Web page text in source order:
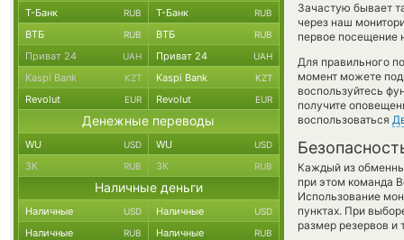
Зачастую бывает
через наш
первое посещение
Для правильного
момент можете
воспользуйтесь
получите
воспользоваться
Каждый из
при этом команда
Использование
пунктах. При
размер резервов и
Т-Банк RUB Т-Банк RUB
ВТБ RUB ВТБ RUB
Приват 24 UAH Приват 24 UAH
Kaspi Bank KZT Kaspi Bank KZT
Revolut EUR Revolut EUR
Денежные переводы
WU USD WU USD
ЗК RUB ЗК RUB
Наличные деньги
Наличные USD Наличные USD
Наличные RUB Наличные RUB